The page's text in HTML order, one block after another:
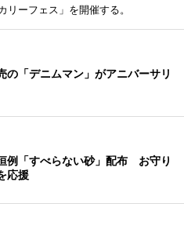
ーフェス」を開催する。
の「デニムマン」がアニバーサリ
例「すべらない砂」配布 お守り
応援